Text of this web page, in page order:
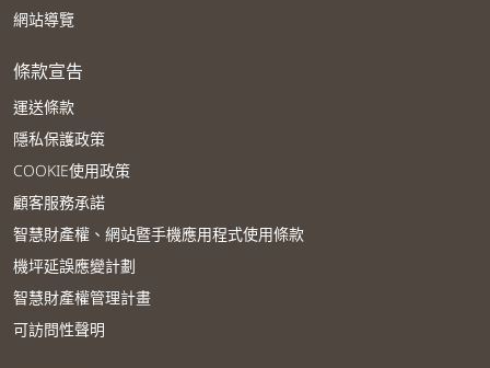
網站導覽
條款宣告
運送條款
隱私保護政策
COOKIE使用政策
顧客服務承諾
智慧財產權、網站暨手機應用程式使用條款
機坪延誤應變計劃
智慧財產權管理計畫
可訪問性聲明